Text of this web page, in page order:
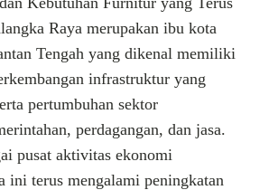
Raya merupakan ibu kota
Tengah yang dikenal memiliki
infrastruktur yang
pertumbuhan sektor
perdagangan, dan jasa.
pusat aktivitas ekonomi
ini terus mengalami peningkatan